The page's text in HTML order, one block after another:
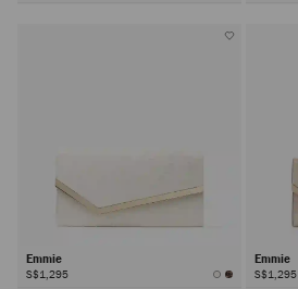
Emmie
S$1,295
Emmie
S$1,295